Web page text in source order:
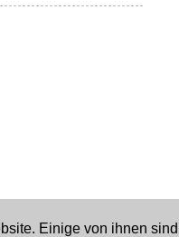
Einige von ihnen sind